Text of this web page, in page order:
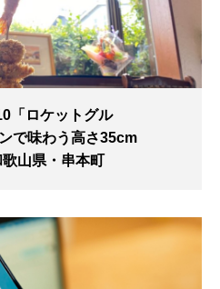
「ロケットグル
で味わう高さ35cm
山県・串本町